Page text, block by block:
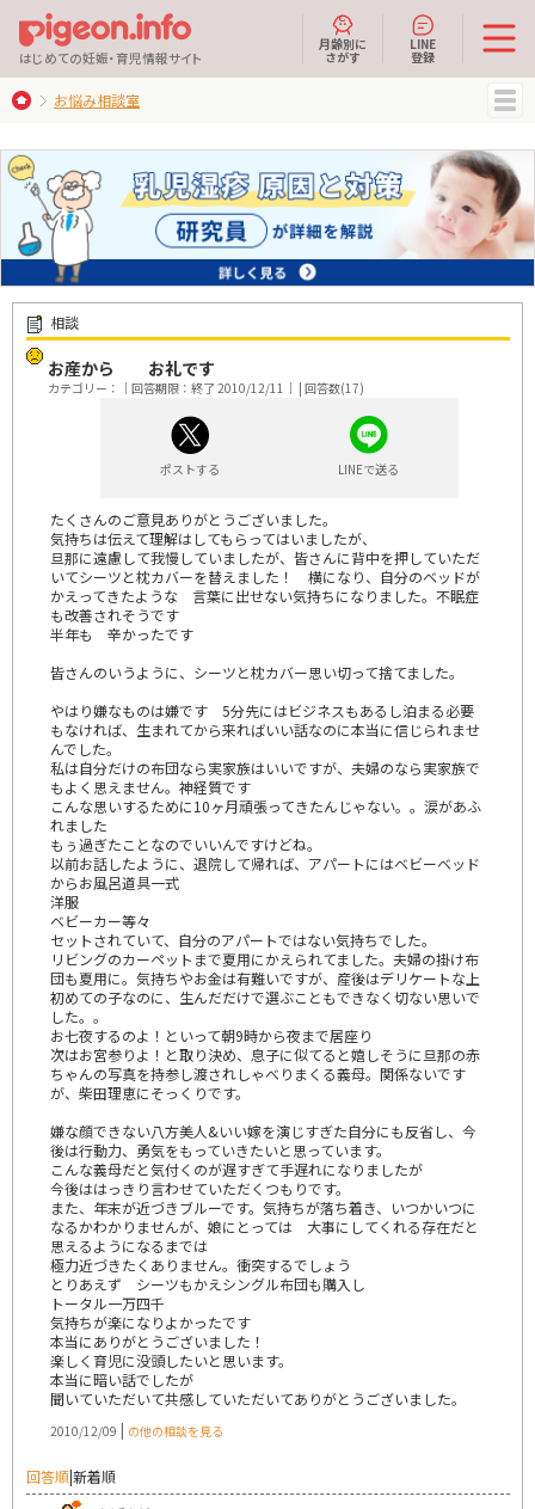
はじめての妊娠・育児情報サイト
月齢別に
さがす
LINE
登録
お悩み相談室
相談
お産から お礼です
カテゴリー：｜回答期限：終了 2010/12/11｜ | 回答数(17)
ポストする LINEで送る
たくさんのご意見ありがとうございました。
気持ちは伝えて理解はしてもらってはいましたが、
旦那に遠慮して我慢していましたが、皆さんに背中を押していただ
いてシーツと枕カバーを替えました！ 横になり、自分のベッドが
かえってきたような 言葉に出せない気持ちになりました。不眠症
も改善されそうです
半年も 辛かったです
皆さんのいうように、シーツと枕カバー思い切って捨てました。
やはり嫌なものは嫌です 5分先にはビジネスもあるし泊まる必要
もなければ、生まれてから来ればいい話なのに本当に信じられませ
んでした。
私は自分だけの布団なら実家族はいいですが、夫婦のなら実家族で
もよく思えません。神経質です
こんな思いするために10ヶ月頑張ってきたんじゃない。。涙があふ
れました
もぅ過ぎたことなのでいいんですけどね。
以前お話したように、退院して帰れば、アパートにはベビーベッド
からお風呂道具一式
洋服
ベビーカー等々
セットされていて、自分のアパートではない気持ちでした。
リビングのカーペットまで夏用にかえられてました。夫婦の掛け布
団も夏用に。気持ちやお金は有難いですが、産後はデリケートな上
初めての子なのに、生んだだけで選ぶこともできなく切ない思いで
した。。
お七夜するのよ！といって朝9時から夜まで居座り
次はお宮参りよ！と取り決め、息子に似てると嬉しそうに旦那の赤
ちゃんの写真を持参し渡されしゃべりまくる義母。関係ないです
が、柴田理恵にそっくりです。
嫌な顔できない八方美人&いい嫁を演じすぎた自分にも反省し、今
後は行動力、勇気をもっていきたいと思っています。
こんな義母だと気付くのが遅すぎて手遅れになりましたが
今後ははっきり言わせていただくつもりです。
また、年末が近づきブルーです。気持ちが落ち着き、いつかいつに
なるかわかりませんが、娘にとっては 大事にしてくれる存在だと
思えるようになるまでは
極力近づきたくありません。衝突するでしょう
とりあえず シーツもかえシングル布団も購入し
トータル一万四千
気持ちが楽になりよかったです
本当にありがとうございました！
楽しく育児に没頭したいと思います。
本当に暗い話でしたが
聞いていただいて共感していただいてありがとうございました。
2010/12/09 | の他の相談を見る
回答順|新着順